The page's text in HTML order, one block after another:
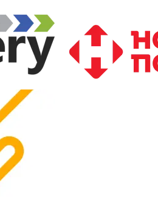
немаєВаш
Оператор